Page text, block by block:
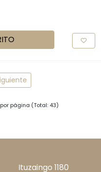
por página (Total: 43)
Ituzaingo 1180